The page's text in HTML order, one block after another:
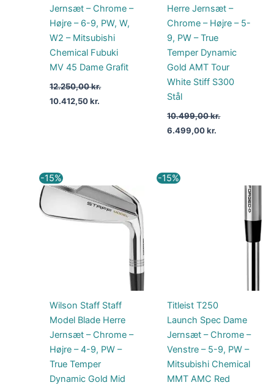
Jernsæt – Chrome –
Højre – 6-9, PW, W,
W2 – Mitsubishi
Chemical Fubuki
MV 45 Dame Grafit
12.250,00kr.
10.412,50kr.
Herre Jernsæt –
Chrome – Højre – 5-
9, PW – True
Temper Dynamic
Gold AMT Tour
White Stiff S300
Stål
10.499,00kr.
6.499,00kr.
-15%
Wilson Staff Staff
Model Blade Herre
Jernsæt – Chrome –
Højre – 4-9, PW –
True Temper
Dynamic Gold Mid
Den
oprindelige
9.000,00 kr..
aktuelle
pris
er:
7.650,00 kr..
-15%
Titleist T250
Launch Spec Dame
Jernsæt – Chrome –
Venstre – 5-9, PW –
Mitsubishi Chemical
MMT AMC Red
Den
oprindelige
aktuelle
8.924,15 kr..